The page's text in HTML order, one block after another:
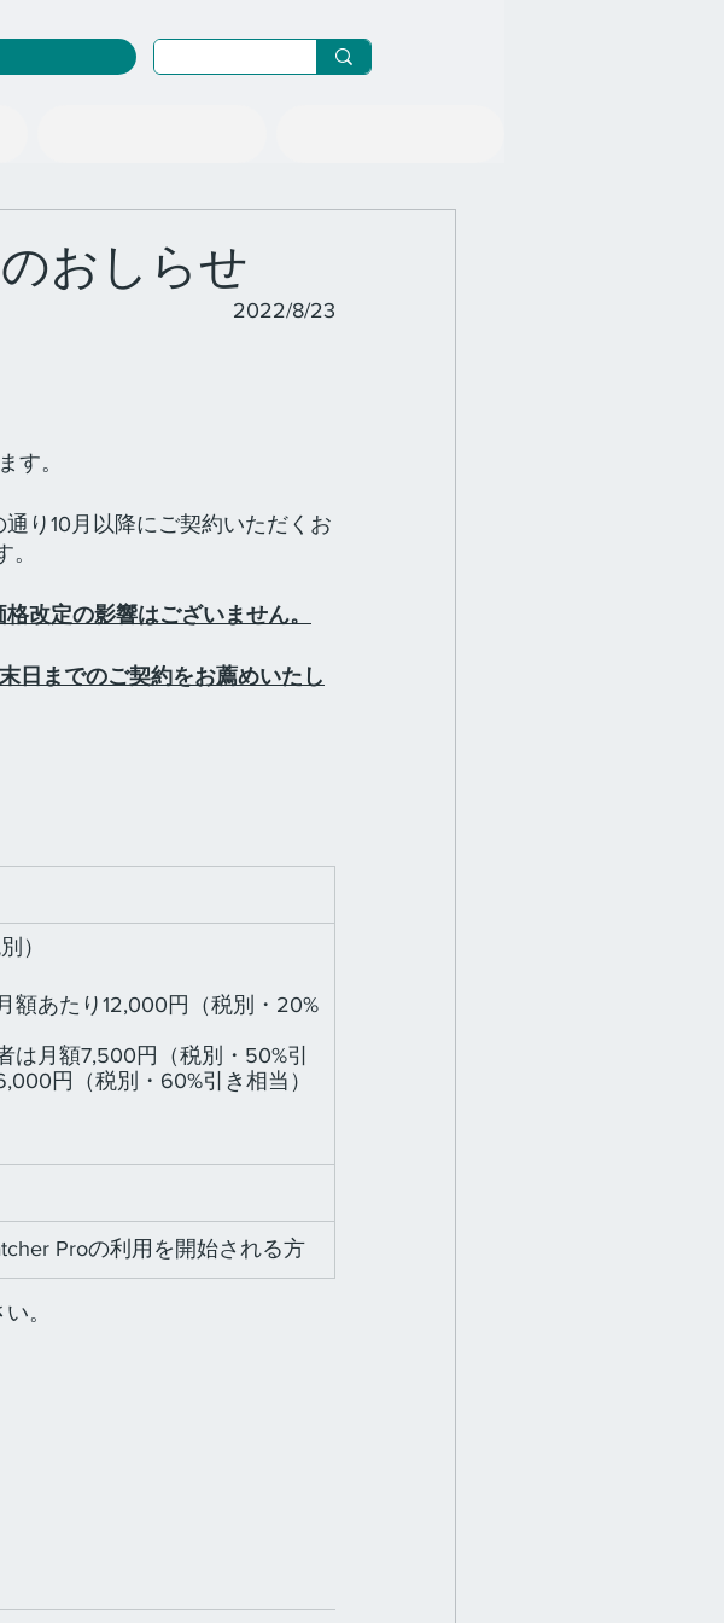
おしらせ
2022/8/23
す。
り10月以降にご契約いただくお
改定の影響はございません。
日までのご契約をお薦めいたし
）
額あたり12,000円（税別・20%
月額7,500円（税別・50%引
円（税別・60%引き相当）
Proの利用を開始される方
。